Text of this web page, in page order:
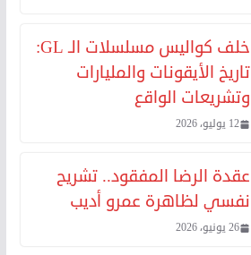
خلف كواليس مسلسلات الـ GL:
تاريخ الأيقونات والمليارات
وتشريعات الواقع
12 يوليو، 2026
عقدة الرضا المفقود.. تشريح
نفسي لظاهرة عمرو أديب
26 يونيو، 2026